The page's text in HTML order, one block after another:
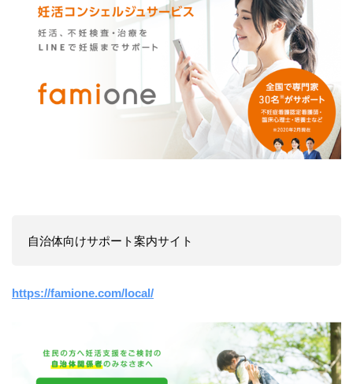
自治体向けサポート案内サイト
https://famione.com/local/